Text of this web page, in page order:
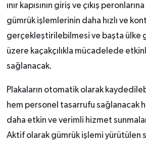
ınır kapısının giriş ve çıkış
gümrük işlemlerinin daha hızlı ve
gerçekleştirilebilmesi ve başta ülke
üzere kaçakçılıkla mücadelede
sağlanacak.
Plakaların otomatik olarak
hem personel tasarrufu sağlanacak
daha etkin ve verimli hizmet
Aktif olarak gümrük işlemi yürütülen